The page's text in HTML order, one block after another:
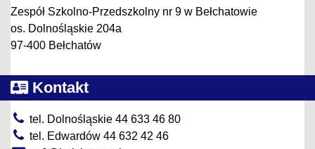
Zespół Szkolno-Przedszkolny nr 9 w Bełchatowie
os. Dolnośląskie 204a
97-400 Bełchatów
Kontakt
tel. Dolnośląskie 44 633 46 80
tel. Edwardów 44 632 42 46